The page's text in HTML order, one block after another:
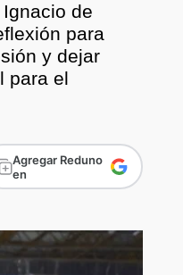
de
para
y dejar
para el
Agregar Reduno
en